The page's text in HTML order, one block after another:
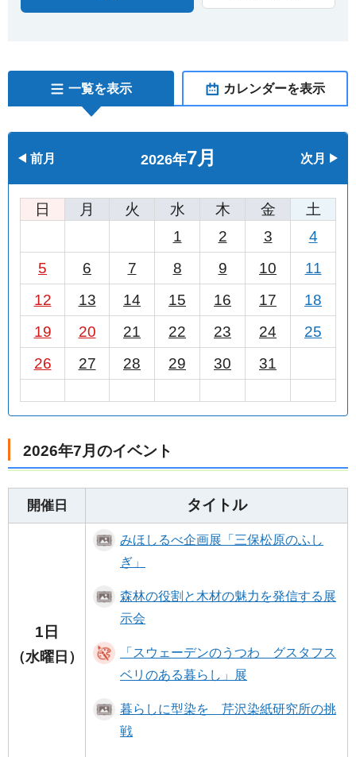
一覧を表示 カレンダーを表示
前月 2026年7月 次月
日 月 火 水 木 金
土
1
2 3
4
5
6 7 8 9 10
11
12
13 14 15 16 17
18
19
20 21 22 23 24
25
26
27 28 29 30 31
2026年7月のイベント
開催日 タイトル
1日
（水曜日）
みほしるべ企画展「三保松原のふし
ぎ」
森林の役割と木材の魅力を発信する展
示会
「スウェーデンのうつわ グスタフス
ベリのある暮らし」展
暮らしに型染を 芹沢染紙研究所の挑
戦